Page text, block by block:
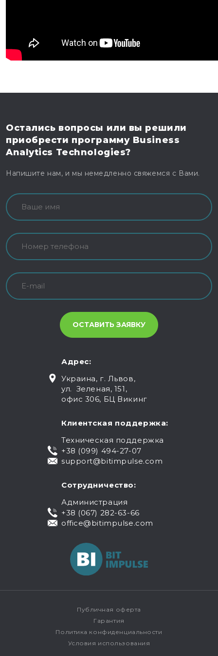
Остались вопросы или вы решили
приобрести программу Business
Analytics Technologies?
Напишите нам, и мы немедленно свяжемся с Вами.
Адрес:
Украина, г. Львов,
ул. Зеленая, 151,
офис 306, БЦ Викинг
Клиентская поддержка:
Техническая поддержка
+38 (099) 494-27-07
support@bitimpulse.com
Сотрудничество:
Администрация
+38 (067) 282-63-66
office@bitimpulse.com
Публичная оферта
Гарантия
Политика конфиденциальности
Условия использования